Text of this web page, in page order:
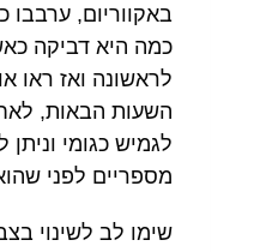
באקווריום, ערבבו
כמה היא דביקה
השעות הבאות,
לגמיש כגומי וניתן
מספריים לפני
שימו לב לשינוי